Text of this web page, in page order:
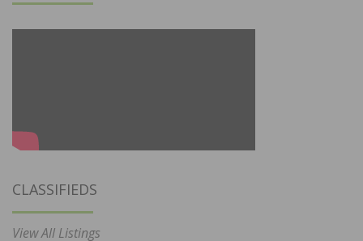
CLASSIFIEDS
View All Listings